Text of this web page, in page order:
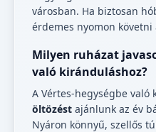
városban. Ha biztosan
érdemes nyomon
Milyen ruházat
való kiránduláshoz?
A Vértes-hegységbe való
öltözést ajánlunk az év
Nyáron könnyű, szellős